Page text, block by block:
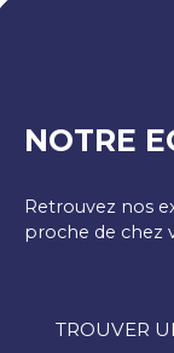
NOTRE
Retrouvez nos
proche de chez
TROUVER